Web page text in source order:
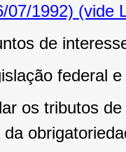
07/1992) (vide
de
federal
os tributos